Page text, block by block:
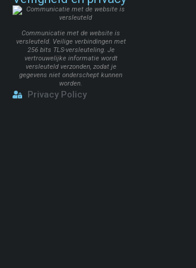
Communicatie met de website is
versleuteld. Veilige verbindingen met
256 bits TLS-versleuteling. Je
vertrouwelijke informatie wordt
versleuteld verzonden, zodat je
gegevens niet onderschept kunnen
worden.
Privacy Policy